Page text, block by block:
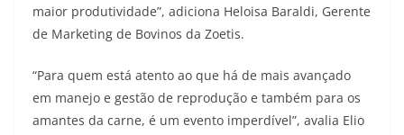
maior produtividade”, adiciona Heloisa Baraldi, Gerente
de Marketing de Bovinos da Zoetis.
“Para quem está atento ao que há de mais avançado
em manejo e gestão de reprodução e também para os
amantes da carne, é um evento imperdível”, avalia Elio